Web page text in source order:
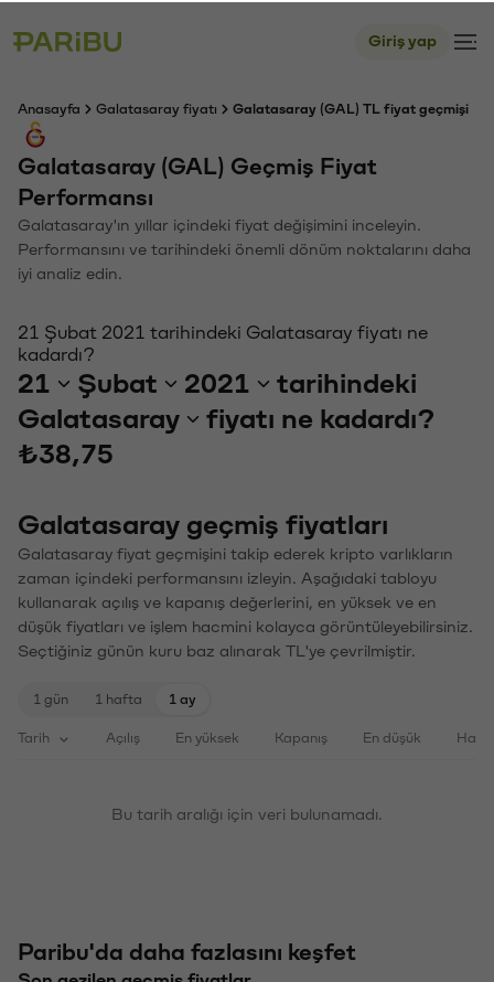
Giriş yap
Anasayfa Galatasaray fiyatı Galatasaray (GAL) TL fiyat geçmişi
Galatasaray (GAL) Geçmiş Fiyat
Performansı
Galatasaray'ın yıllar içindeki fiyat değişimini inceleyin.
Performansını ve tarihindeki önemli dönüm noktalarını daha
iyi analiz edin.
21 Şubat 2021 tarihindeki Galatasaray fiyatı ne
kadardı?
21 Şubat 2021
tarihindeki
Galatasaray
fiyatı ne kadardı?
₺38,75
Galatasaray geçmiş fiyatları
Galatasaray fiyat geçmişini takip ederek kripto varlıkların
zaman içindeki performansını izleyin. Aşağıdaki tabloyu
kullanarak açılış ve kapanış değerlerini, en yüksek ve en
düşük fiyatları ve işlem hacmini kolayca görüntüleyebilirsiniz.
Seçtiğiniz günün kuru baz alınarak TL'ye çevrilmiştir.
1 gün 1 hafta 1 ay
Tarih Açılış En yüksek Kapanış En düşük
Bu tarih aralığı için veri bulunamadı.
Paribu'da daha fazlasını keşfet
Son gezilen geçmiş fiyatlar